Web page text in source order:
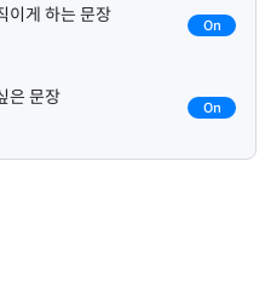
이게 하는 문장 On
은 문장 On